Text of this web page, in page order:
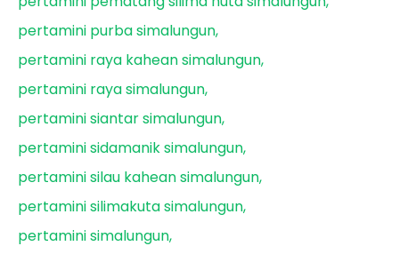
pertamini purba simalungun
pertamini raya kahean simalungun
pertamini raya simalungun
pertamini siantar simalungun
pertamini sidamanik simalungun
pertamini silau kahean simalungun
pertamini silimakuta simalungun
pertamini simalungun